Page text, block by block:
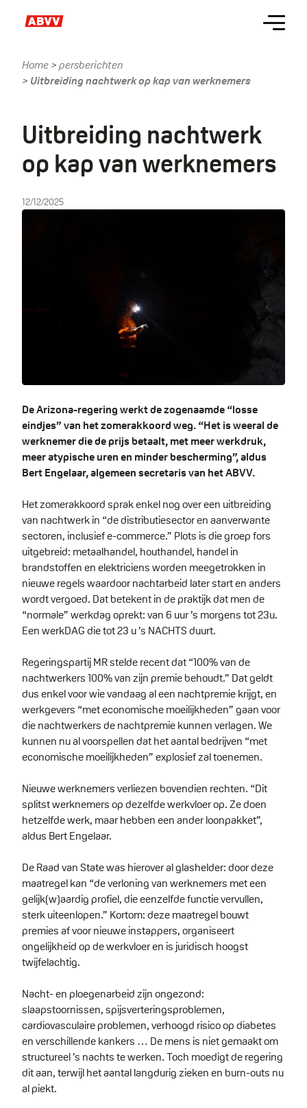
Menu
Kruimelpad
Home
persberichten
Uitbreiding nachtwerk op kap van werknemers
Uitbreiding nachtwerk
op kap van werknemers
12/12/2025
De Arizona-regering werkt de zogenaamde “losse
eindjes” van het zomerakkoord weg. “Het is weeral de
werknemer die de prijs betaalt, met meer werkdruk,
meer atypische uren en minder bescherming”, aldus
Bert Engelaar, algemeen secretaris van het ABVV.
Het zomerakkoord sprak enkel nog over een uitbreiding
van nachtwerk in “de distributiesector en aanverwante
sectoren, inclusief e-commerce.” Plots is die groep fors
uitgebreid: metaalhandel, houthandel, handel in
brandstoffen en elektriciens worden meegetrokken in
nieuwe regels waardoor nachtarbeid later start en anders
wordt vergoed. Dat betekent in de praktijk dat men de
“normale” werkdag oprekt: van 6 uur ’s morgens tot 23u.
Een werkDAG die tot 23 u ’s NACHTS duurt.
Regeringspartij MR stelde recent dat “100% van de
nachtwerkers 100% van zijn premie behoudt.” Dat geldt
dus enkel voor wie vandaag al een nachtpremie krijgt, en
werkgevers “met economische moeilijkheden” gaan voor
die nachtwerkers de nachtpremie kunnen verlagen. We
kunnen nu al voorspellen dat het aantal bedrijven “met
economische moeilijkheden” explosief zal toenemen.
Nieuwe werknemers verliezen bovendien rechten. “Dit
splitst werknemers op dezelfde werkvloer op. Ze doen
hetzelfde werk, maar hebben een ander loonpakket”,
aldus Bert Engelaar.
De Raad van State was hierover al glashelder: door deze
maatregel kan “de verloning van werknemers met een
gelijk(w)aardig profiel, die eenzelfde functie vervullen,
sterk uiteenlopen.” Kortom: deze maatregel bouwt
premies af voor nieuwe instappers, organiseert
ongelijkheid op de werkvloer en is juridisch hoogst
twijfelachtig.
Nacht- en ploegenarbeid zijn ongezond:
slaapstoornissen, spijsverteringsproblemen,
cardiovasculaire problemen, verhoogd risico op diabetes
en verschillende kankers … De mens is niet gemaakt om
structureel ’s nachts te werken. Toch moedigt de regering
dit aan, terwijl het aantal langdurig zieken en burn-outs nu
al piekt.